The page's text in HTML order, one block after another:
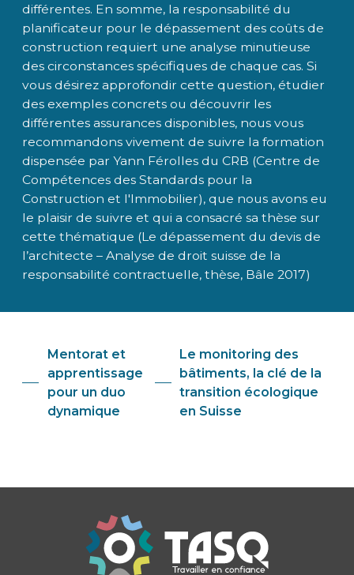
différentes. En somme, la responsabilité du
planificateur pour le dépassement des coûts de
construction requiert une analyse minutieuse
des circonstances spécifiques de chaque cas. Si
vous désirez approfondir cette question, étudier
des exemples concrets ou découvrir les
différentes assurances disponibles, nous vous
recommandons vivement de suivre la formation
dispensée par Yann Férolles du CRB (Centre de
Compétences des Standards pour la
Construction et l'Immobilier), que nous avons eu
le plaisir de suivre et qui a consacré sa thèse sur
cette thématique (Le dépassement du devis de
l’architecte – Analyse de droit suisse de la
responsabilité contractuelle, thèse, Bâle 2017)
Mentorat et
apprentissage
pour un duo
dynamique
Le monitoring des
bâtiments, la clé de la
transition écologique
en Suisse